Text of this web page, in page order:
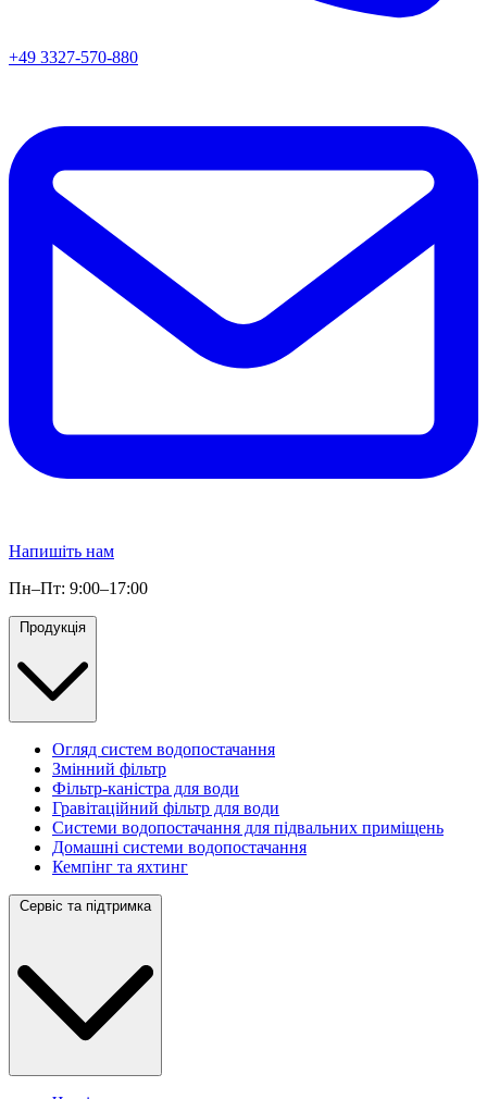
+49 3327-570-880
Напишіть нам
Пн–Пт: 9:00–17:00
Продукція
Огляд систем водопостачання
Змінний фільтр
Фільтр-каністра для води
Гравітаційний фільтр для води
Системи водопостачання для підвальних приміщень
Домашні системи водопостачання
Кемпінг та яхтинг
Сервіс та підтримка